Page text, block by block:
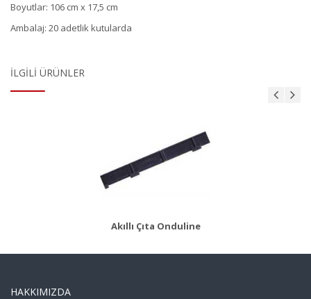
Boyutlar: 106 cm x 17,5 cm
Ambalaj: 20 adetlik kutularda
İLGILI ÜRÜNLER
Akıllı Çıta Onduline
AKS 8
Ürün Detayı
HAKKIMIZDA